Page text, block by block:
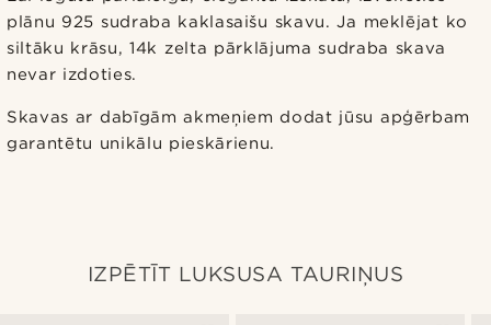
plānu 925 sudraba kaklasaišu skavu. Ja meklējat ko
siltāku krāsu, 14k zelta pārklājuma sudraba skava
nevar izdoties.
Skavas ar dabīgām akmeņiem dodat jūsu apģērbam
garantētu unikālu pieskārienu.
IZPĒTĪT LUKSUSA TAURIŅUS